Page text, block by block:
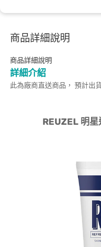
商品詳細說明
商品詳細說明
詳細介紹
此為廠商直送商品， 預計出
REUZEL 明